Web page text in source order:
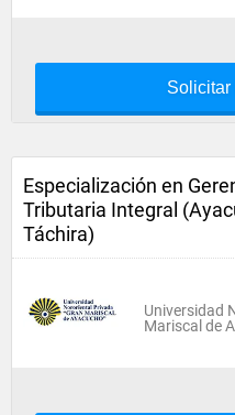
Solicitar
Especialización en
Tributaria Integral
Táchira)
Universidad
Mariscal de